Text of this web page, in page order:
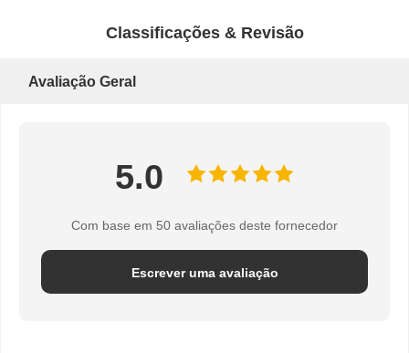
Bloco de poleia de guindaste
Garras
Equipamento de transporte
Dispositivos de elevação
Classificações & Revisão
Avaliação Geral
5.0
Com base em 50 avaliações deste fornecedor
Escrever uma avaliação